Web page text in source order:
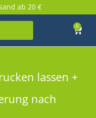
ab 20 €
0
lassen +
nach